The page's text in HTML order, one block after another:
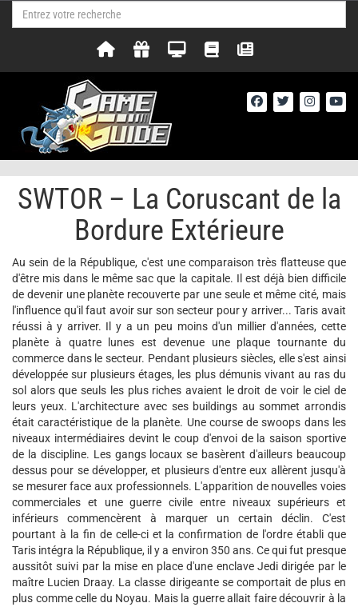
SWTOR – La Coruscant de la
Bordure Extérieure
Au sein de la République, c'est une comparaison très flatteuse que
d'être mis dans le même sac que la capitale. Il est déjà bien difficile
de devenir une planète recouverte par une seule et même cité, mais
l'influence qu'il faut avoir sur son secteur pour y arriver... Taris avait
réussi à y arriver. Il y a un peu moins d'un millier d'années, cette
planète à quatre lunes est devenue une plaque tournante du
commerce dans le secteur. Pendant plusieurs siècles, elle s'est ainsi
développée sur plusieurs étages, les plus démunis vivant au ras du
sol alors que seuls les plus riches avaient le droit de voir le ciel de
leurs yeux. L'architecture avec ses buildings au sommet arrondis
était caractéristique de la planète. Une course de swoops dans les
niveaux intermédiaires devint le coup d'envoi de la saison sportive
de la discipline. Les gangs locaux se basèrent d'ailleurs beaucoup
dessus pour se développer, et plusieurs d'entre eux allèrent jusqu'à
se mesurer face aux professionnels. L'apparition de nouvelles voies
commerciales et une guerre civile entre niveaux supérieurs et
inférieurs commencèrent à marquer un certain déclin. C'est
pourtant à la fin de celle-ci et la confirmation de l'ordre établi que
Taris intégra la République, il y a environ 350 ans. Ce qui fut presque
aussitôt suivi par la mise en place d'une enclave Jedi dirigée par le
maître Lucien Draay. La classe dirigeante se comportait de plus en
plus comme celle du Noyau. Mais la guerre allait faire découvrir à la